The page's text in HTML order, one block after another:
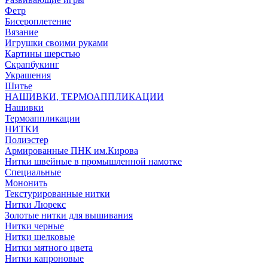
Фетр
Бисероплетение
Вязание
Игрушки своими руками
Картины шерстью
Скрапбукинг
Украшения
Шитье
НАШИВКИ, ТЕРМОАППЛИКАЦИИ
Нашивки
Термоаппликации
НИТКИ
Полиэстер
Армированные ПНК им.Кирова
Нитки швейные в промышленной намотке
Специальные
Мононить
Текстурированные нитки
Нитки Люрекс
Золотые нитки для вышивания
Нитки черные
Нитки шелковые
Нитки мятного цвета
Нитки капроновые